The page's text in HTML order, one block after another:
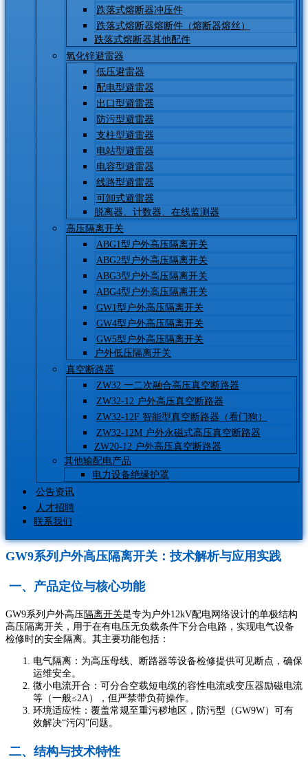
跌落式熔断器冲压件
跌落式熔断器熔断件（熔断器熔丝）
跌落式熔断器其他配件
氧化锌避雷器
低压避雷器
配电型避雷器
出口型避雷器
防污型避雷器
支柱型避雷器
电站型避雷器
电容型避雷器
线路型避雷器
可卸式避雷器
脱离器、计数器、在线监测器
高压隔离开关
ABG1型户外高压隔离开关
ABG2型户外高压隔离开关
ABG3型户外高压隔离开关
ABG4型户外高压隔离开关
GW1型户外高压隔离开关
GW4型户外高压隔离开关
GW5型户外高压隔离开关
户外低压隔离开关
真空断路器
ZW32 一二次融合高压真空断路器
ZW32-12 户外高压真空断路器
ZW32-12F 智能型真空断路器（看门狗）
ZW32-12M 户外永磁式高压真空断路器
ZW20-12 户外高压真空断路器
其他输配电产品
电力设备绝缘护罩
公告资讯
人才招聘
联系我们
GW9系列户外高压隔离开关：技术解析与应用实践
一、产品定位与核心功能
GW9系列户外高压隔离开关是专为户外12kV配电网络设计的单极结构
高压隔离开关，用于在有电压无负载条件下分合电路，实现电气设备
检修时的安全隔离。其主要功能包括：
电气隔离：为高压母线、断路器等设备检修提供可见断点，确保
运维安全。
微小电流开合：可分合空载短电缆的容性电流或变压器励磁电流
等（一般≤2A），但严禁带负荷操作。
环境适应性：覆盖常规至重污秽地区，防污型（GW9W）可有
效解决“污闪”问题。
二、结构与技术特性